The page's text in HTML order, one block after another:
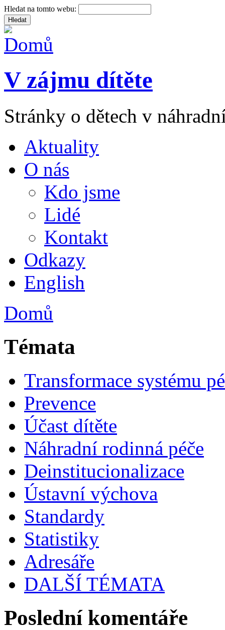
Hledat na tomto webu:
V zájmu dítěte
Stránky o dětech v
Aktuality
O nás
Kdo jsme
Lidé
Kontakt
Odkazy
English
Domů
Témata
Transformace systému
Prevence
Účast dítěte
Náhradní rodinná péče
Deinstitucionalizace
Ústavní výchova
Standardy
Statistiky
Adresáře
DALŠÍ TÉMATA
Poslední komentáře